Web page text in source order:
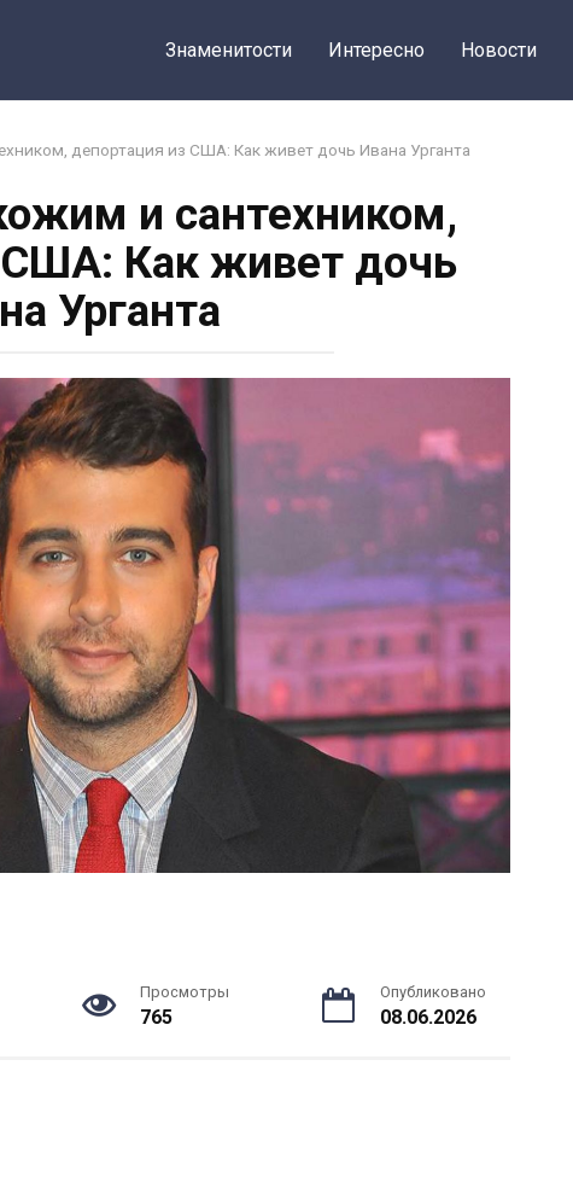
Знаменитости Интересно Новости
депортация из США: Как живет дочь Ивана Урганта
и сантехником,
США: Как живет дочь
Урганта
Просмотры
765
Опубликовано
08.06.2026